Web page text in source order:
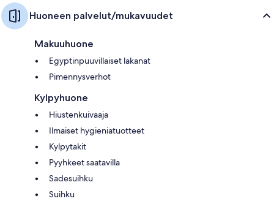
Huoneen palvelut/mukavuudet
Makuuhuone
Egyptinpuuvillaiset lakanat
Pimennysverhot
Kylpyhuone
Hiustenkuivaaja
Ilmaiset hygieniatuotteet
Kylpytakit
Pyyhkeet saatavilla
Sadesuihku
Suihku